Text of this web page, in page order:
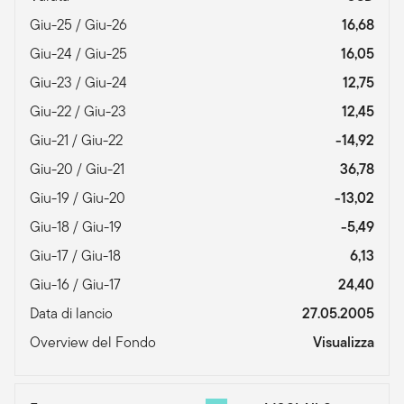
Giu-25 / Giu-26
16,68
Giu-24 / Giu-25
16,05
Giu-23 / Giu-24
12,75
Giu-22 / Giu-23
12,45
Giu-21 / Giu-22
-14,92
Giu-20 / Giu-21
36,78
Giu-19 / Giu-20
-13,02
Giu-18 / Giu-19
-5,49
Giu-17 / Giu-18
6,13
Giu-16 / Giu-17
24,40
Data di lancio
27.05.2005
Overview del Fondo
Visualizza